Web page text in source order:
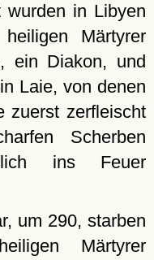
in Libyen
Märtyrer
, ein Diakon, und
Laie, von denen
zuerst zerfleischt
Scherben
ins Feuer
um 290, starben
Märtyrer